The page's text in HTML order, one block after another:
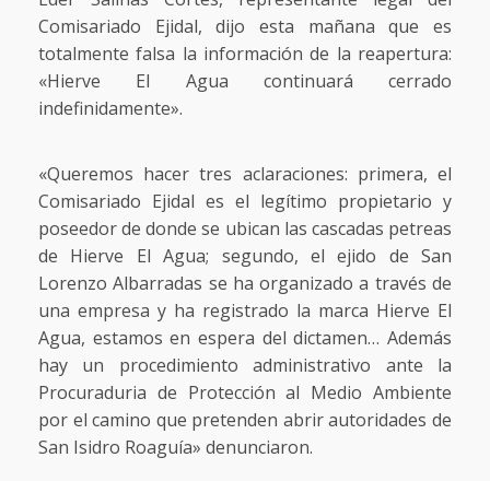
Comisariado Ejidal, dijo esta mañana que es
totalmente falsa la información de la reapertura:
«Hierve El Agua continuará cerrado
indefinidamente».
«Queremos hacer tres aclaraciones: primera, el
Comisariado Ejidal es el legítimo propietario y
poseedor de donde se ubican las cascadas petreas
de Hierve El Agua; segundo, el ejido de San
Lorenzo Albarradas se ha organizado a través de
una empresa y ha registrado la marca Hierve El
Agua, estamos en espera del dictamen… Además
hay un procedimiento administrativo ante la
Procuraduria de Protección al Medio Ambiente
por el camino que pretenden abrir autoridades de
San Isidro Roaguía» denunciaron.